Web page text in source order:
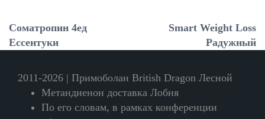
Cоматропин 4ед
Ессентуки
Smart Weight Loss
Радужный
2011-2026 | Примоболан British Dragon Лесной
Метандиенон доставка Лобня
По его словам, в рамках конференции